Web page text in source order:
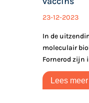
23-12-2023
In de
moleculair
Fornerod zijn
Lees meer